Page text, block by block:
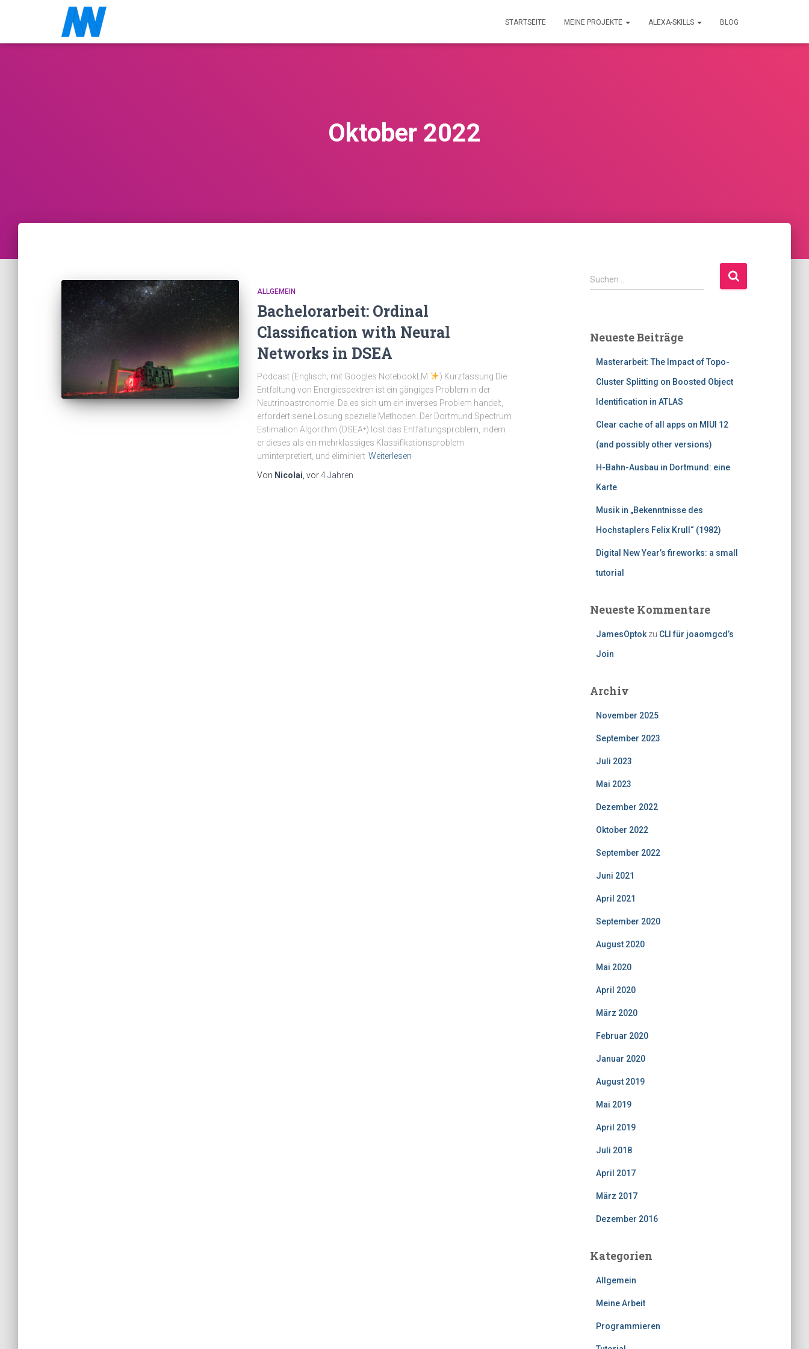
STARTSEITE MEINE PROJEKTE ALEXA-SKILLS BLOG
Oktober 2022
ALLGEMEIN
Bachelorarbeit: Ordinal
Classification with Neural
Networks in DSEA
Podcast (Englisch; mit Googles NotebookLM
) Kurzfassung Die
Entfaltung von Energiespektren ist ein gängiges Problem in der
Neutrinoastronomie. Da es sich um ein inverses Problem handelt,
erfordert seine Lösung spezielle Methoden. Der Dortmund Spectrum
Estimation Algorithm (DSEA⁺) löst das Entfaltungsproblem, indem
er dieses als ein mehrklassiges Klassifikationsproblem
uminterpretiert, und eliminiert Weiterlesen
Von Nicolai , vor4 Jahren
S
u
n
Suchen …
Neueste Beiträge
Masterarbeit: The Impact of Topo-
Cluster Splitting on Boosted Object
Identification in ATLAS
Clear cache of all apps on MIUI 12
(and possibly other versions)
H-Bahn-Ausbau in Dortmund: eine
Karte
Musik in „Bekenntnisse des
Hochstaplers Felix Krull“ (1982)
Digital New Year’s fireworks: a small
tutorial
Neueste Kommentare
JamesOptokzu CLI für joaomgcd’s
Join
Archiv
November 2025
September 2023
Juli 2023
Mai 2023
Dezember 2022
Oktober 2022
September 2022
Juni 2021
April 2021
September 2020
August 2020
Mai 2020
April 2020
März 2020
Februar 2020
Januar 2020
August 2019
Mai 2019
April 2019
Juli 2018
April 2017
März 2017
Dezember 2016
Kategorien
Allgemein
Meine Arbeit
Programmieren